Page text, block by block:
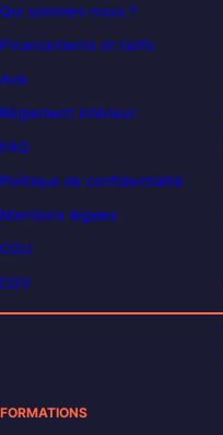
Qui sommes-nous ?
Financements et tarifs
Avis
Règlement intérieur
FAQ
Politique de confidentialité
Mentions légales
CGU
CGV
FORMATIONS